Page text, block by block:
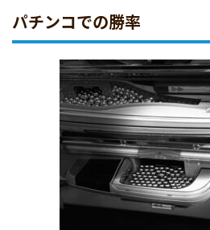
パチンコでの勝率